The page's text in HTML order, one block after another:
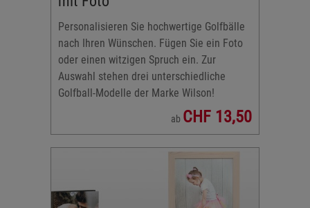
Personalisieren Sie hochwertige Golfbälle
nach Ihren Wünschen. Fügen Sie ein Foto
oder einen witzigen Spruch ein. Zur
Auswahl stehen drei unterschiedliche
Golfball-Modelle der Marke Wilson!
ab CHF 13,50